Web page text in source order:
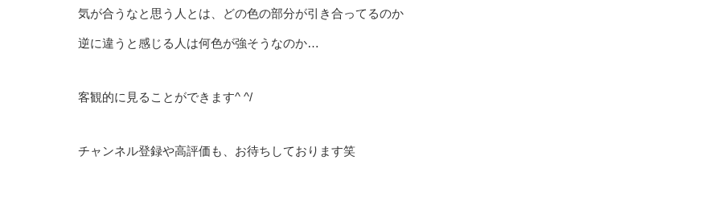
気が合うなと思う人とは、どの色の部分が引き合ってるのか
逆に違うと感じる人は何色が強そうなのか…
客観的に見ることができます^ ^/
チャンネル登録や高評価も、お待ちしております笑